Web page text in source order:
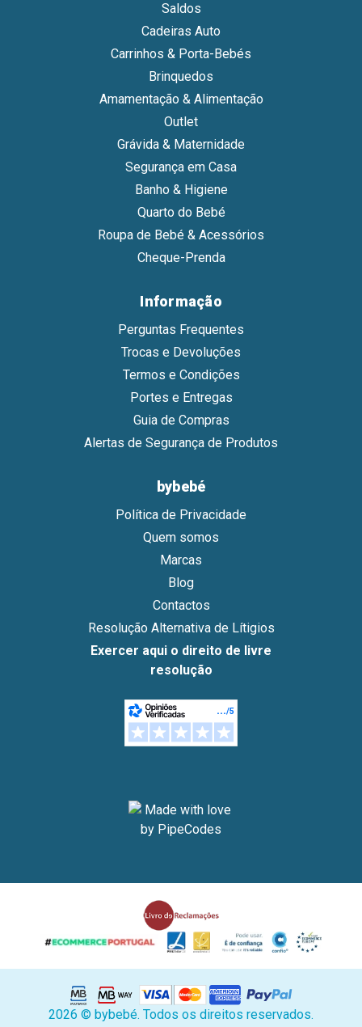
Saldos
Cadeiras Auto
Carrinhos & Porta-Bebés
Brinquedos
Amamentação & Alimentação
Outlet
Grávida & Maternidade
Segurança em Casa
Banho & Higiene
Quarto do Bebé
Roupa de Bebé & Acessórios
Cheque-Prenda
Informação
Perguntas Frequentes
Trocas e Devoluções
Termos e Condições
Portes e Entregas
Guia de Compras
Alertas de Segurança de Produtos
bybebé
Política de Privacidade
Quem somos
Marcas
Blog
Contactos
Resolução Alternativa de Lítigios
Exercer aqui o direito de livre
resolução
2026 © bybebé. Todos os direitos reservados.